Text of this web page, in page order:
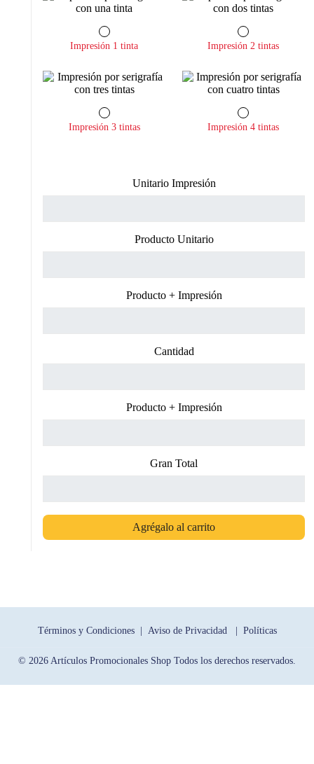
Impresión 1 tinta Impresión 2 tintas
Impresión 3 tintas Impresión 4 tintas
Unitario Impresión
Producto Unitario
Producto + Impresión
Cantidad
Producto + Impresión
Gran Total
Agrégalo al carrito
Términos y Condiciones | Aviso de Privacidad | Políticas
© 2026 Artículos Promocionales Shop Todos los derechos reservados.